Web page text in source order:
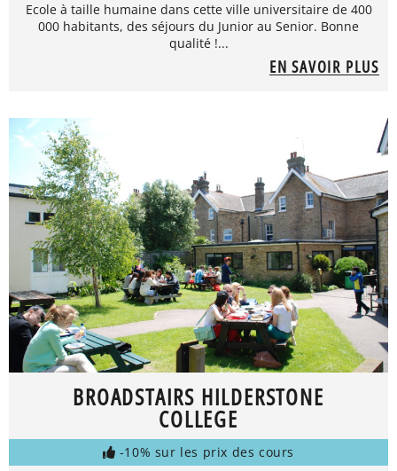
Ecole à taille humaine dans cette ville universitaire de 400
000 habitants, des séjours du Junior au Senior. Bonne
qualité !...
EN SAVOIR PLUS
BROADSTAIRS HILDERSTONE
COLLEGE
-10% sur les prix des cours